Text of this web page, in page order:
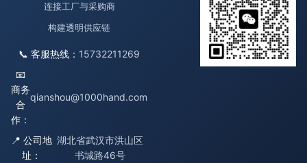
连接工厂与采购商
构建透明供应链
📞 客服热线： 15732211269
📧
商务
合
作：
qianshou@1000hand.com
📍 公司地
址：
湖北省武汉市洪山区
书城路46号